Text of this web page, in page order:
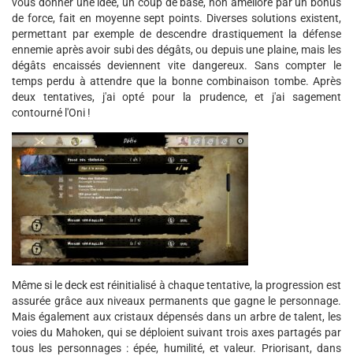
de force, fait en moyenne sept points. Diverses solutions existent,
permettant par exemple de descendre drastiquement la défense
ennemie après avoir subi des dégâts, ou depuis une plaine, mais les
dégâts encaissés deviennent vite dangereux. Sans compter le
temps perdu à attendre que la bonne combinaison tombe. Après
deux tentatives, j'ai opté pour la prudence, et j'ai sagement
contourné l'Oni !
Même si le deck est réinitialisé à chaque tentative, la progression est
assurée grâce aux niveaux permanents que gagne le personnage.
Mais également aux cristaux dépensés dans un arbre de talent, les
voies du Mahoken, qui se déploient suivant trois axes partagés par
tous les personnages : épée, humilité, et valeur. Priorisant, dans